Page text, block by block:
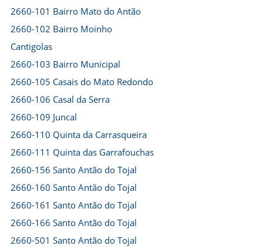
2660-101 Bairro Mato do Antão
2660-102 Bairro Moinho
Cantigolas
2660-103 Bairro Municipal
2660-105 Casais do Mato Redondo
2660-106 Casal da Serra
2660-109 Juncal
2660-110 Quinta da Carrasqueira
2660-111 Quinta das Garrafouchas
2660-156 Santo Antão do Tojal
2660-160 Santo Antão do Tojal
2660-161 Santo Antão do Tojal
2660-166 Santo Antão do Tojal
2660-501 Santo Antão do Tojal